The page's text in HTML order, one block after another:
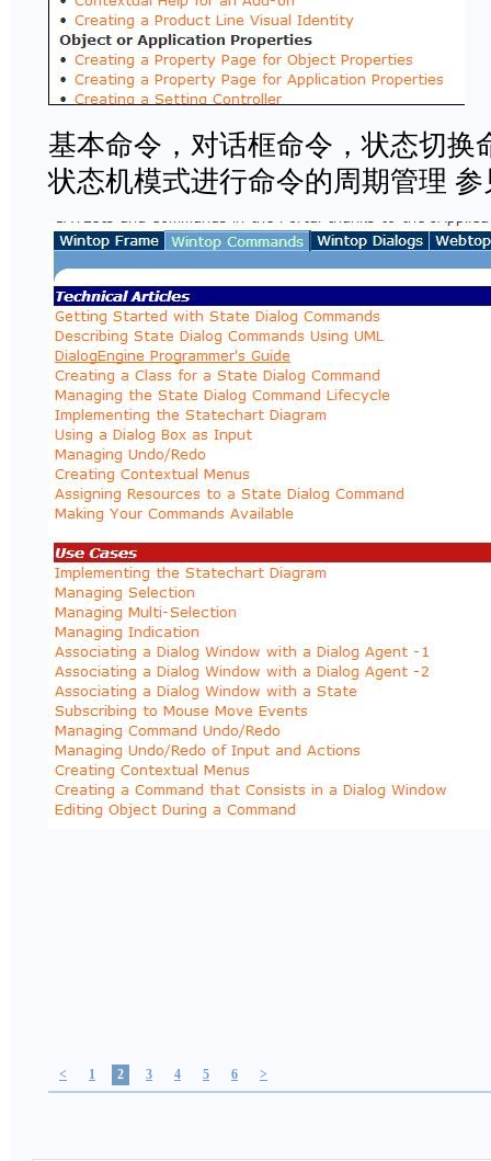
基本命令，对话框命令，状态切换
状态机模式进行命令的周期管理 参
< 1 2 3 4 5 6 >